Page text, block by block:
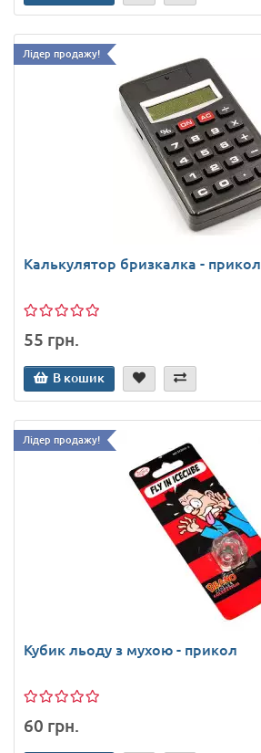
Лідер продажу!
Калькулятор бризкалка - прикол
55 грн.
В кошик
Лідер продажу!
Кубик льоду з мухою - прикол
60 грн.